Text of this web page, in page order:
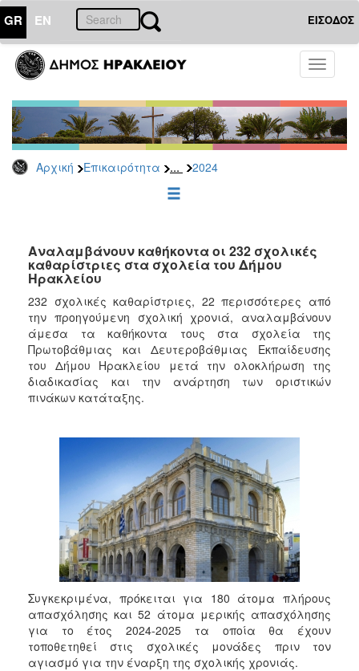
GR EN ΕΙΣΟΔΟΣ
Toggle
Αρχική Επικαιρότητα ... 2024
ΕΠΙΚΑΙΡΟΤΗΤΑ
Τύπου
Αρχείο
2026
2025
2022
2021
2020
2019
2018
2017
2016
2013
2012
2011
2010
2006
ΔΗΜΟΤΗΣ
ΕΠΙΣΚΕΠΤΗΣ
Αναλαμβάνουν καθήκοντα οι 232 σχολικές
καθαρίστριες στα σχολεία του Δήμου
Ηρακλείου
232 σχολικές καθαρίστριες, 22 περισσότερες από
την προηγούμενη σχολική χρονιά, αναλαμβάνουν
άμεσα τα καθήκοντα τους στα σχολεία της
Πρωτοβάθμιας και Δευτεροβάθμιας Εκπαίδευσης
του Δήμου Ηρακλείου μετά την ολοκλήρωση της
διαδικασίας και την ανάρτηση των οριστικών
πινάκων κατάταξης.
Συγκεκριμένα, πρόκειται για 180 άτομα πλήρους
απασχόλησης και 52 άτομα μερικής απασχόλησης
για το έτος 2024-2025 τα οποία θα έχουν
τοποθετηθεί στις σχολικές μονάδες πριν τον
αγιασμό για την έναρξη της σχολικής χρονιάς.